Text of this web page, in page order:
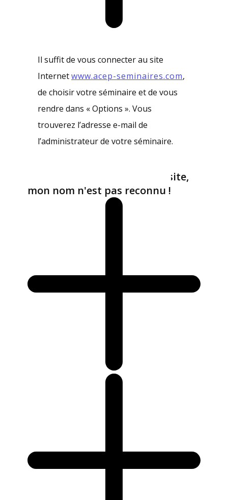
Il suffit de vous connecter au site
Internetwww.acep-seminaires.com,
de choisir votre séminaire et de vous
rendre dans « Options ». Vous
trouverez l’adresse e-mail de
l’administrateur de votre séminaire.
Quand je m'inscris sur le site,
mon nom n'est pas reconnu !